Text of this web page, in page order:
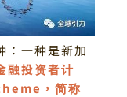
一种是新加
融投资者计
，简称